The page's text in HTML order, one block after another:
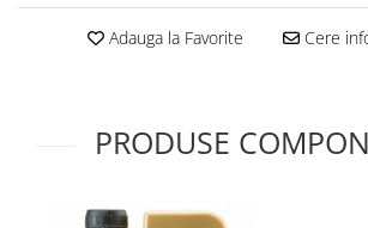
Accesorii telefoane mobile
Cabluri si adaptoare telefoane
Adauga la Favorite Cere
PRODUSE